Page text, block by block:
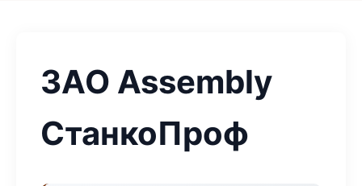
ЗАО Assembly
СтанкоПроф